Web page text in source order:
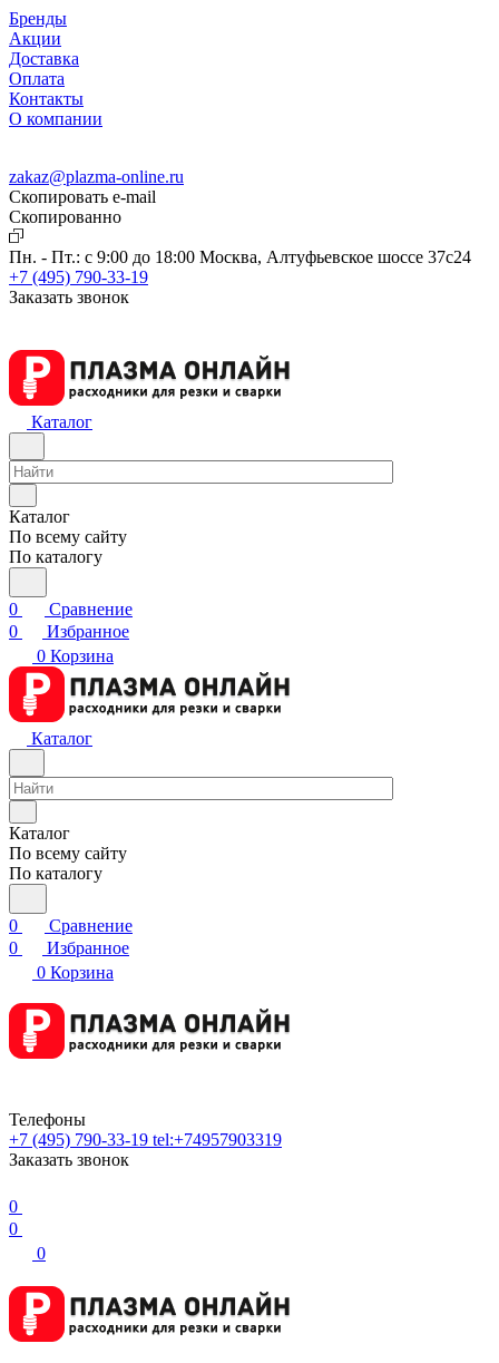
Бренды
Акции
Доставка
Оплата
Контакты
О компании
zakaz@plazma-online.ru
Скопировать e-mail
Cкопированно
Пн. - Пт.: с 9:00 до 18:00 Москва, Алтуфьевское шоссе 37с24
+7 (495) 790-33-19
Заказать звонок
Каталог
Каталог
По всему сайту
По каталогу
0
Сравнение
0
Избранное
0 Корзина
Каталог
Каталог
По всему сайту
По каталогу
0
Сравнение
0
Избранное
0 Корзина
Телефоны
+7 (495) 790-33-19 tel:+74957903319
Заказать звонок
0
0
0